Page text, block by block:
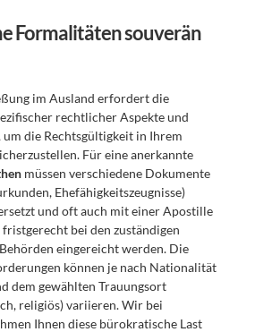
Formalitäten souverän
im Ausland erfordert die
rechtlicher Aspekte und
die Rechtsgültigkeit in Ihrem
müssen verschiedene Dokumente
Ehefähigkeitszeugnisse)
und oft auch mit einer Apostille
bei den zuständigen
eingereicht werden. Die
können je nach Nationalität
dem gewählten Trauungsort
religiös) variieren. Wir bei
Ihnen diese bürokratische Last